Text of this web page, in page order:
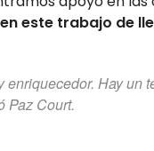
este trabajo de
enriquecedor. Hay un
Paz Court.